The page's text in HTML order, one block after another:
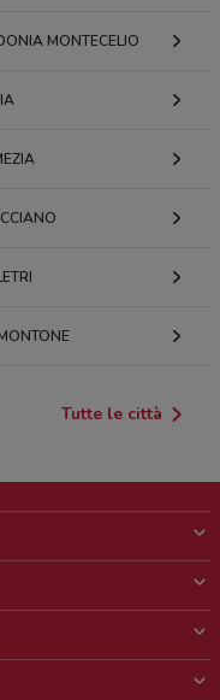
MONTECELIO
Tutte le città